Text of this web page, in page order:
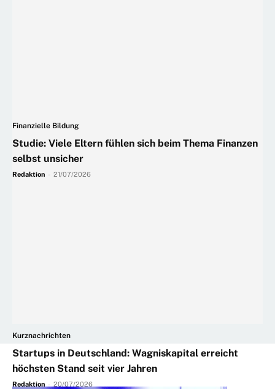
Finanzielle Bildung
Studie: Viele Eltern fühlen sich beim Thema Finanzen
selbst unsicher
Redaktion 21/07/2026
Kurznachrichten
Startups in Deutschland: Wagniskapital erreicht
höchsten Stand seit vier Jahren
Redaktion - 20/07/2026